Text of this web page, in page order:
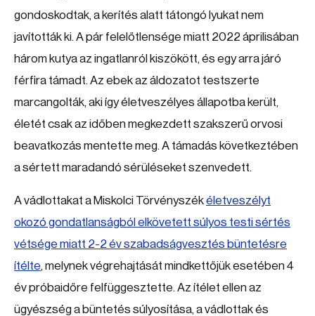
gondoskodtak, a kerítés alatt tátongó lyukat nem
javították ki. A pár felelőtlensége miatt 2022 áprilisában
három kutya az ingatlanról kiszökött, és egy arra járó
férfira támadt. Az ebek az áldozatot testszerte
marcangolták, aki így életveszélyes állapotba került,
életét csak az időben megkezdett szakszerű orvosi
beavatkozás mentette meg. A támadás következtében
a sértett maradandó sérüléseket szenvedett.
A vádlottakat a Miskolci Törvényszékéletveszélyt
okozó gondatlanságból elkövetett súlyos testi sértés
vétsége miatt 2-2 év szabadságvesztés büntetésre
ítélte, melynek végrehajtását mindkettőjük esetében 4
év próbaidőre felfüggesztette. Az ítélet ellen az
ügyészség a büntetés súlyosítása, a vádlottak és